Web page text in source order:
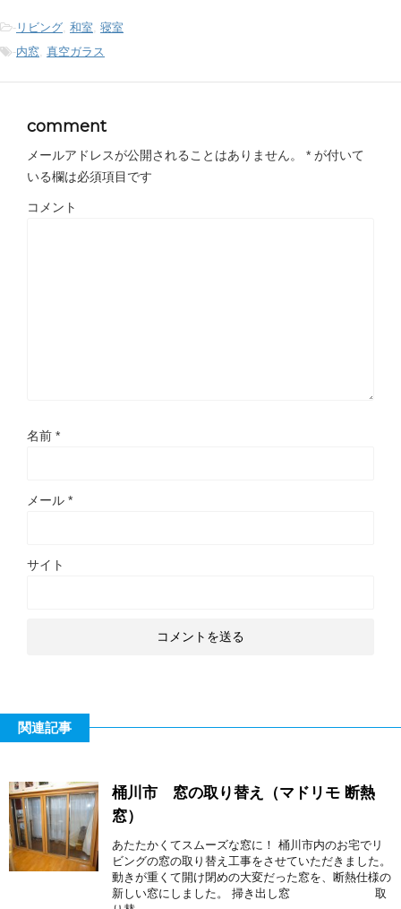
- リビング 和室 寝室
-内窓 真空ガラス
comment
メールアドレスが公開されることはありません。 * が付いて
いる欄は必須項目です
コメント
名前 *
メール *
サイト
関連記事
桶川市 窓の取り替え（マドリモ 断熱
窓）
あたたかくてスムーズな窓に！ 桶川市内のお宅でリ
ビングの窓の取り替え工事をさせていただきました。
動きが重くて開け閉めの大変だった窓を、断熱仕様の
新しい窓にしました。 掃き出し窓 取